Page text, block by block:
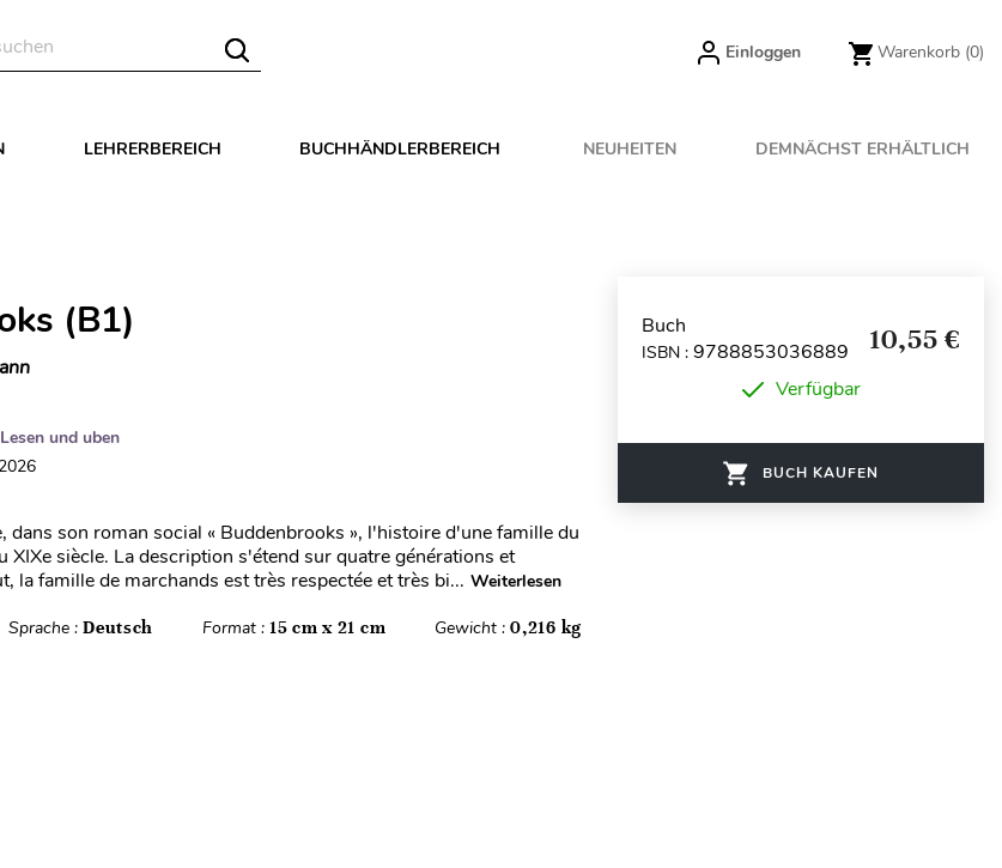
Einloggen Warenkorb (0)
LEHRERBEREICH BUCHHÄNDLERBEREICH NEUHEITEN DEMNÄCHST ERHÄLTLICH
(B1)
Lesen und uben
dans son roman social « Buddenbrooks », l'histoire d'une famille du
XIXe siècle. La description s'étend sur quatre générations et
la famille de marchands est très respectée et très bi... Weiterlesen
Sprache :Deutsch Format :15 cm x 21 cm Gewicht :0,216 kg
Buch
ISBN : 9788853036889 10,55 €
Verfügbar
BUCH KAUFEN